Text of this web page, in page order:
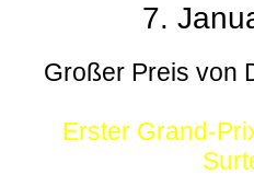
7.
Großer Preis von
Erster Grand-